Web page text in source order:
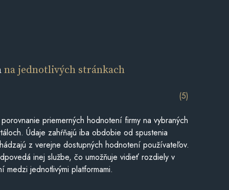
na jednotlivých stránkach
(5)
priemerných hodnotení firmy na vybraných
Údaje zahŕňajú iba obdobie od spustenia
z verejne dostupných hodnotení používateľov.
inej službe, čo umožňuje vidieť rozdiely v
medzi jednotlivými platformami.